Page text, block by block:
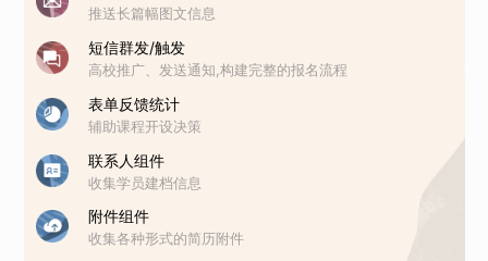
推送长篇幅图文信息
短信群发/触发
高校推广、发送通知,构建完整的报名流程
表单反馈统计
辅助课程开设决策
联系人组件
收集学员建档信息
附件组件
收集各种形式的简历附件